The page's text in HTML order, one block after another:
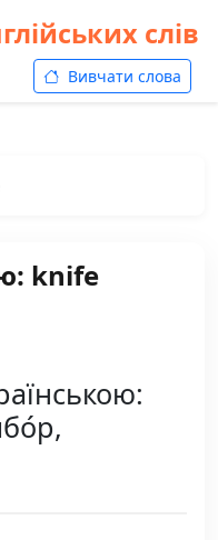
слів
Вивчати слова
knife